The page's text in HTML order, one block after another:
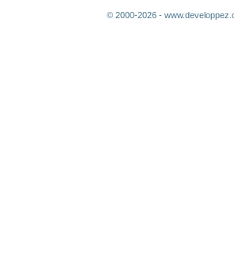
© 2000-2026 -